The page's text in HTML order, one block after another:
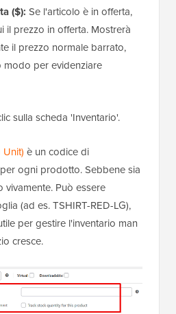
($): Se l'articolo è in offerta,
il prezzo in offerta. Mostrerà
il prezzo normale barrato,
modo per evidenziare
sulla scheda 'Inventario'.
è un codice di
ogni prodotto. Sebbene sia
Può essere
(ad es. TSHIRT-RED-LG),
per gestire l'inventario man
cresce.